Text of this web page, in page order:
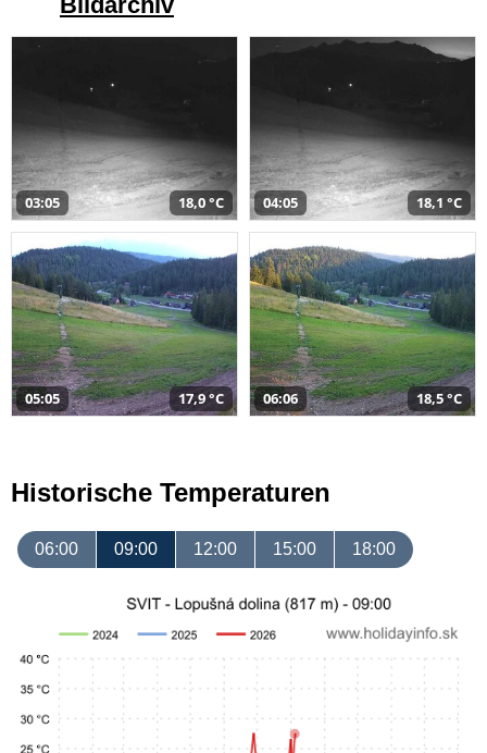
03:05 18,0 °C 04:05 18,1 °C
05:05 17,9 °C 06:06 18,5 °C
Historische Temperaturen
06:00 09:00 12:00 15:00 18:00